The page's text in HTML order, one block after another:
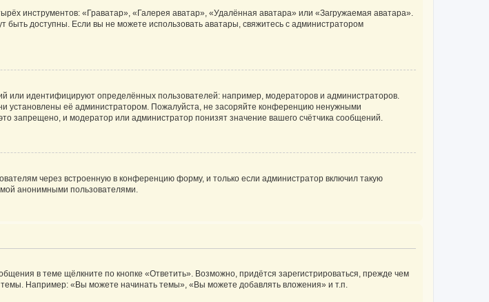
инструментов: «Граватар», «Галерея аватар», «Удалённая аватара» или «Загружаемая аватара».
быть доступны. Если вы не можете использовать аватары, свяжитесь с администратором
идентифицируют определённых пользователей: например, модераторов и администраторов.
установлены её администратором. Пожалуйста, не засоряйте конференцию ненужными
запрещено, и модератор или администратор понизят значение вашего счётчика сообщений.
через встроенную в конференцию форму, и только если администратор включил такую
анонимными пользователями.
в теме щёлкните по кнопке «Ответить». Возможно, придётся зарегистрироваться, прежде чем
Например: «Вы можете начинать темы», «Вы можете добавлять вложения» и т.п.